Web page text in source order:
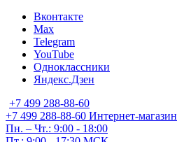
Вконтакте
Max
Telegram
YouTube
Одноклассники
Яндекс.Дзен
+7 499 288-88-60
+7 499 288-88-60 Интернет-магазин
Пн. – Чт.: 9:00 - 18:00